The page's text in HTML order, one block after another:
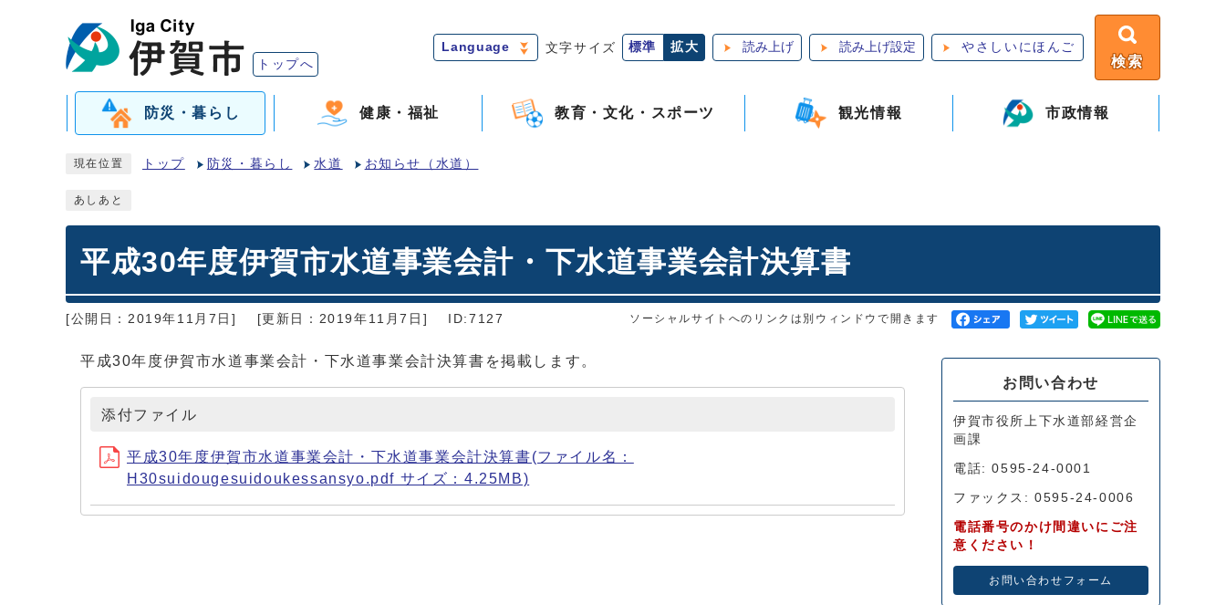
トップへ
Language 文字サイズ 標準 拡大 読み上げ 読み上げ設定 やさしいにほんご
検索
防災・暮らし 健康・福祉 教育・文化・スポーツ 観光情報 市政情報
現在位置 トップ 防災・暮らし 水道 お知らせ（水道）
あしあと
平成30年度伊賀市水道事業会計・下水道事業会計決算書
[公開日：2019年11月7日] [更新日：2019年11月7日] ID:7127 ソーシャルサイトへのリンクは別ウィンドウで開きます
平成30年度伊賀市水道事業会計・下水道事業会計決算書を掲載します。
添付ファイル
平成30年度伊賀市水道事業会計・下水道事業会計決算書(ファイル名：
H30suidougesuidoukessansyo.pdf サイズ：4.25MB)
お問い合わせ
伊賀市役所上下水道部経営企
画課
電話: 0595-24-0001
ファックス: 0595-24-0006
電話番号のかけ間違いにご注
意ください！
お問い合わせフォーム